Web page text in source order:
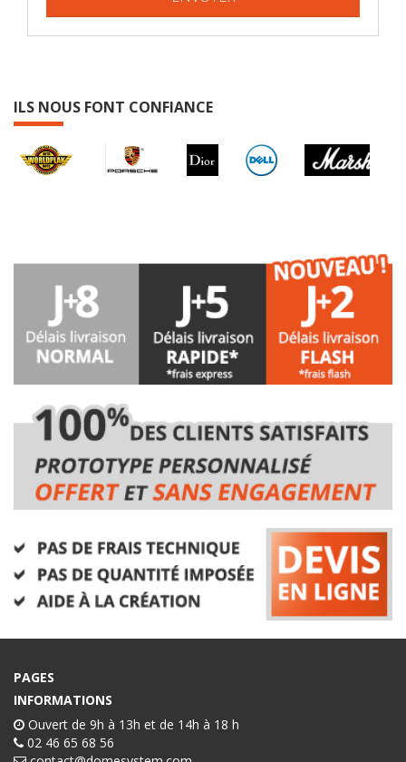
ILS NOUS FONT CONFIANCE
PAGES
INFORMATIONS
Ouvert de 9h à 13h et de 14h à 18 h
02 46 65 68 56